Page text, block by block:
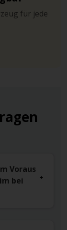
für jede
Voraus
bei